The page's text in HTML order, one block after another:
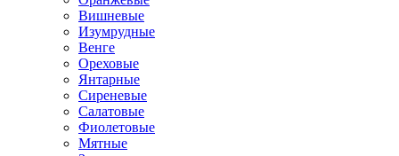
Вишневые
Изумрудные
Венге
Ореховые
Янтарные
Сиреневые
Салатовые
Фиолетовые
Мятные